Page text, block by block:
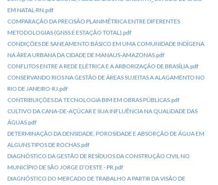
EM NATAL-RN.pdf
COMPARAÇÃO DA PRECISÃO PLANIMÉTRICA ENTRE DIFERENTES
METODOLOGIAS (GNSS E ESTAÇÃO TOTAL).pdf
CONDIÇÕES DE SANEAMENTO BÁSICO EM UMA COMUNIDADE INDÍGENA
NA ÁREA URBANA DA CIDADE DE MANAUS-AMAZONAS.pdf
CONFLITOS ENTRE A REDE ELÉTRICA E A ARBORIZAÇÃO DE BRASÍLIA.pdf
CONSERVANDO RIOS NA GESTÃO DE ÁREAS SUJEITAS A ALAGAMENTO NO
RIO DE JANEIRO-RJ.pdf
CONTRIBUIÇÕES DA TECNOLOGIA BIM EM OBRAS PÚBLICAS.pdf
CULTIVO DA CANA-DE-AÇÚCAR E SUA INFLUÊNCIA NA QUALIDADE DAS
ÁGUAS.pdf
DETERMINAÇÃO DA DENSIDADE, POROSIDADE E ABSORÇÃO DE ÁGUA EM
ALGUNS TIPOS DE ROCHAS.pdf
DIAGNÓSTICO DA GESTÃO DE RESÍDUOS DA CONSTRUÇÃO CIVIL NO
MUNICÍPIO DE SÃO JORGE D’OESTE - PR.pdf
DIAGNÓSTICO DO MERCADO DE TRABALHO A PARTIR DA VISÃO DE